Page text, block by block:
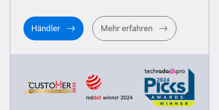
Händler Mehr erfahren